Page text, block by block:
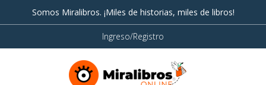
Somos Miralibros. ¡Miles de historias, miles de libros!
Ingreso/Registro